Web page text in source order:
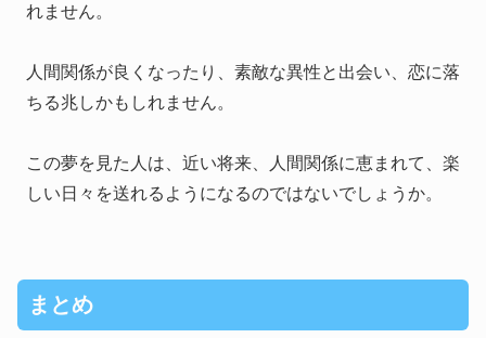
れません。
人間関係が良くなったり、素敵な異性と出会い、恋に落
ちる兆しかもしれません。
この夢を見た人は、近い将来、人間関係に恵まれて、楽
しい日々を送れるようになるのではないでしょうか。
まとめ